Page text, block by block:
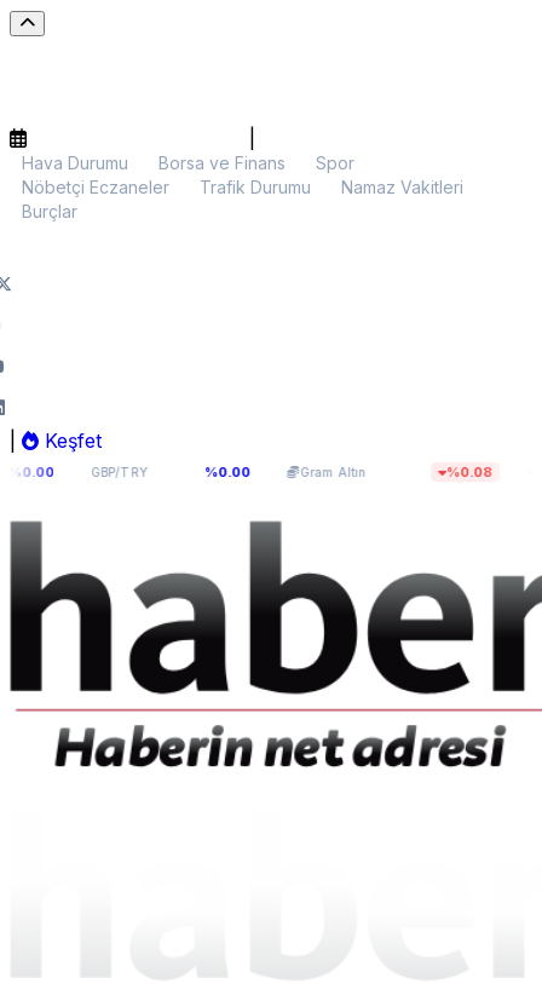
Hava Durumu Borsa ve Finans
Spor
Nöbetçi Eczaneler
Trafik Durumu
Namaz Vakitleri
Burçlar
Keşfet
GBP/TRY 64,131 %0.00 Gram Altın 6.106,02 %0.08 BTC